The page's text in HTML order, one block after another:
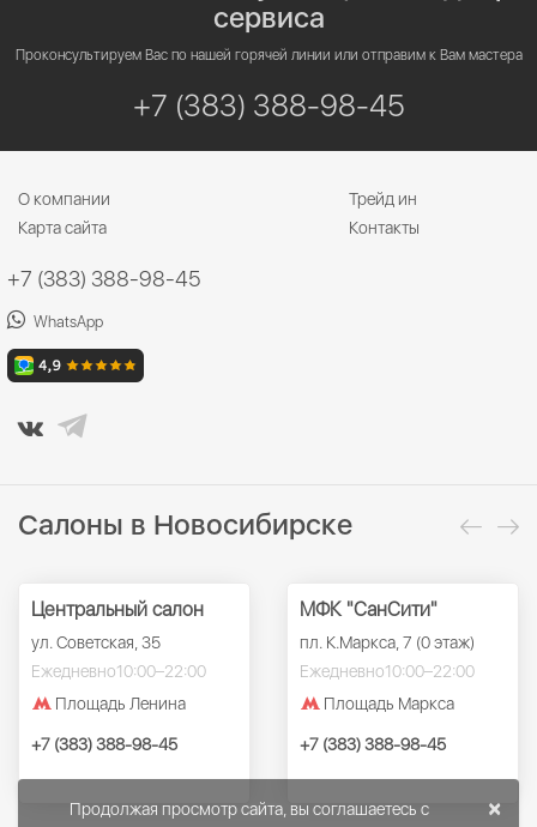
сервиса
Проконсультируем Вас по нашей горячей линии или отправим к Вам мастера
+7 (383) 388-98-45
О компании
Трейд ин
Карта сайта
Контакты
+7 (383) 388-98-45
WhatsApp
Салоны в Новосибирске
Центральный салон
ул. Советская, 35
Ежедневно10:00–22:00
Площадь Ленина
+7 (383) 388-98-45
МФК "СанСити"
пл. К.Маркса, 7 (0 этаж)
Ежедневно10:00–22:00
Площадь Маркса
+7 (383) 388-98-45
×
Продолжая просмотр сайта, вы соглашаетесь с